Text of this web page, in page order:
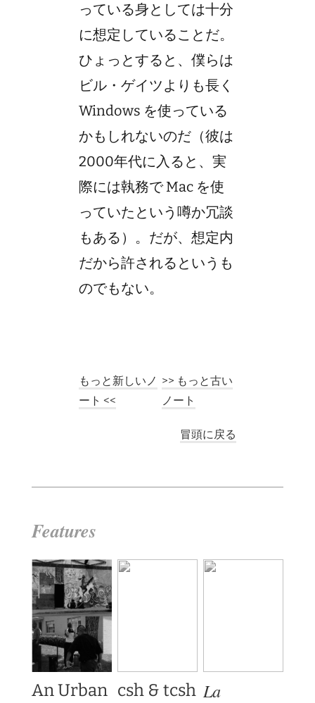
っている身としては十分
に想定していることだ。
ひょっとすると、僕らは
ビル・ゲイツよりも長く
Windows を使っている
かもしれないのだ（彼は
2000年代に入ると、実
際には執務で Mac を使
っていたという噂か冗談
もある）。だが、想定内
だから許されるというも
のでもない。
もっと新しいノ
ート <<
>> もっと古い
ノート
冒頭に戻る
Features
An Urban csh & tcsh La